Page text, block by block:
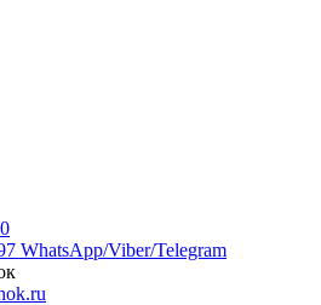
WhatsApp/Viber/Telegram